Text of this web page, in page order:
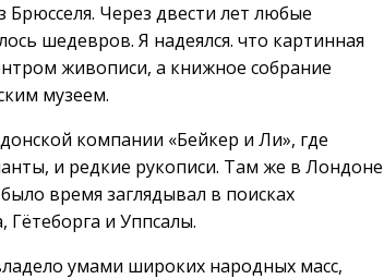
Через двести лет любые
шедевров. Я надеялся. что картинная
живописи, а книжное собрание
музеем.
компании «Бейкер и Ли», где
и редкие рукописи. Там же в Лондоне
время заглядывал в поисках
и Уппсалы.
умами широких народных масс,